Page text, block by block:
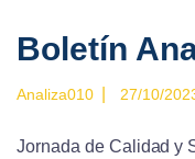
Boletín
Analiza010 27/10/
Jornada de Calidad y